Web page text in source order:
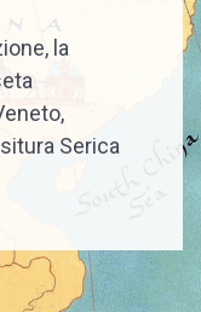
la
Serica